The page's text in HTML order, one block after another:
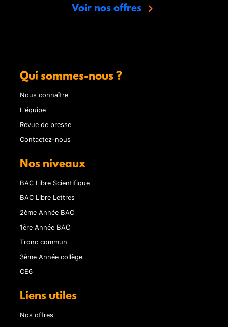
Voir nos offres
Qui sommes-nous ?
Nous connaître
L'équipe
Revue de presse
Contactez-nous
Nos niveaux
BAC Libre Scientifique
BAC Libre Lettres
2ème Année BAC
1ère Année BAC
Tronc commun
3ème Année collège
CE6
Liens utiles
Nos offres